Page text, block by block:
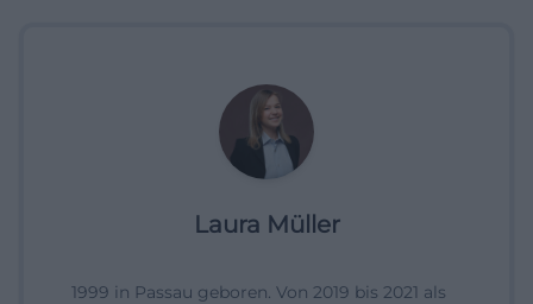
Laura Müller
1999 in Passau geboren. Von 2019 bis 2021 als